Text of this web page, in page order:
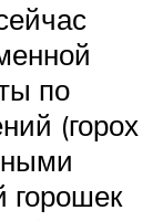
по
(горох
горошек